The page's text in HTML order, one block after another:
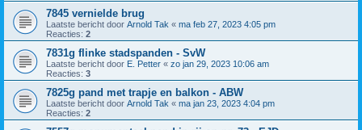
7845 vernielde brug
Laatste bericht door Arnold Tak « ma feb 27, 2023 4:05 pm
Reacties: 2
7831g flinke stadspanden - SvW
Laatste bericht door E. Petter « zo jan 29, 2023 10:06 am
Reacties: 3
7825g pand met trapje en balkon - ABW
Laatste bericht door Arnold Tak « ma jan 23, 2023 4:04 pm
Reacties: 2